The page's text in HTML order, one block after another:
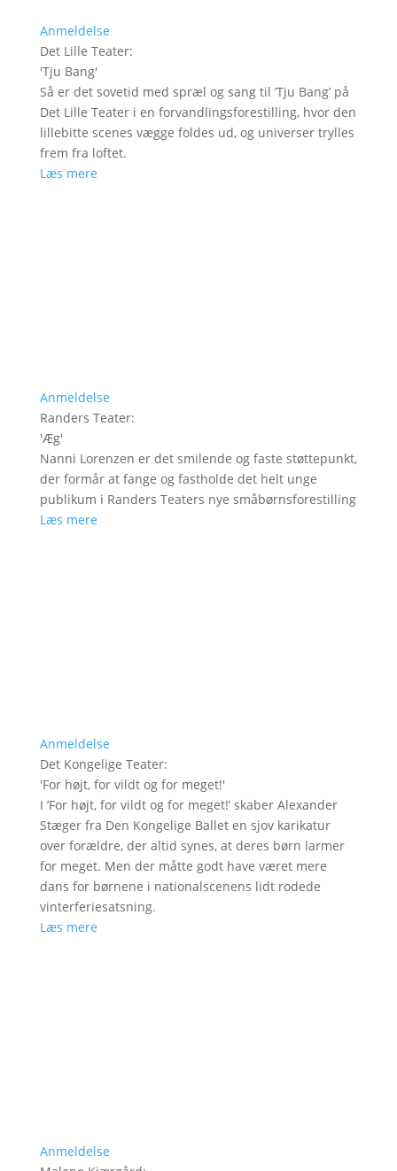
Anmeldelse
Det Lille Teater:
'Tju Bang'
Så er det sovetid med spræl og sang til ’Tju Bang’ på
Det Lille Teater i en forvandlingsforestilling, hvor den
lillebitte scenes vægge foldes ud, og universer trylles
frem fra loftet.
Læs mere
Anmeldelse
Randers Teater:
'Æg'
Nanni Lorenzen er det smilende og faste støttepunkt,
der formår at fange og fastholde det helt unge
publikum i Randers Teaters nye småbørnsforestilling
Læs mere
Anmeldelse
Det Kongelige Teater:
'For højt, for vildt og for meget!'
I ’For højt, for vildt og for meget!’ skaber Alexander
Stæger fra Den Kongelige Ballet en sjov karikatur
over forældre, der altid synes, at deres børn larmer
for meget. Men der måtte godt have været mere
dans for børnene i nationalscenens lidt rodede
vinterferiesatsning.
Læs mere
Anmeldelse